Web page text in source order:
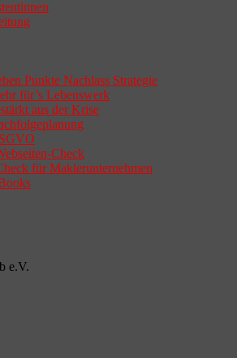
Punkte Nachlass Strategie
für’s Lebenswerk
aus der Krise
Check
für Maklerunternehmen
e.V.